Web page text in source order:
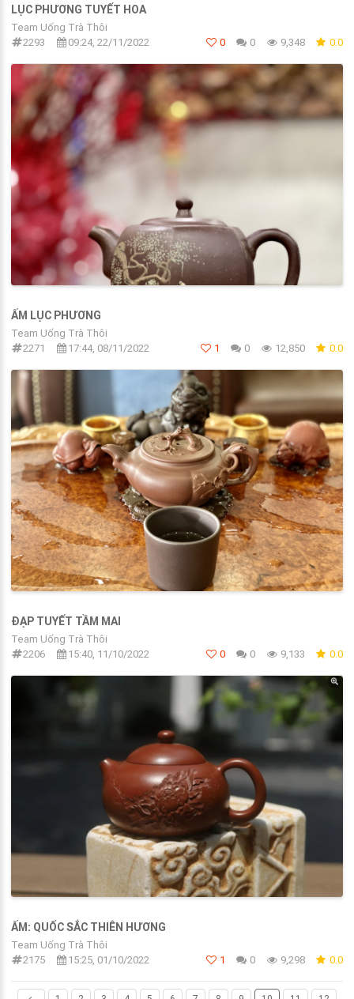
LỤC PHƯƠNG TUYẾT HOA
Team Uống Trà Thôi
2293
09:24, 22/11/2022 0 0 9,348 0.0
ẤM LỤC PHƯƠNG
Team Uống Trà Thôi
2271
17:44, 08/11/2022 1 0 12,850 0.0
ĐẠP TUYẾT TẦM MAI
Team Uống Trà Thôi
2206
15:40, 11/10/2022 0 0 9,133 0.0
ẤM: QUỐC SẮC THIÊN HƯƠNG
Team Uống Trà Thôi
2175
15:25, 01/10/2022 1 0 9,298 0.0